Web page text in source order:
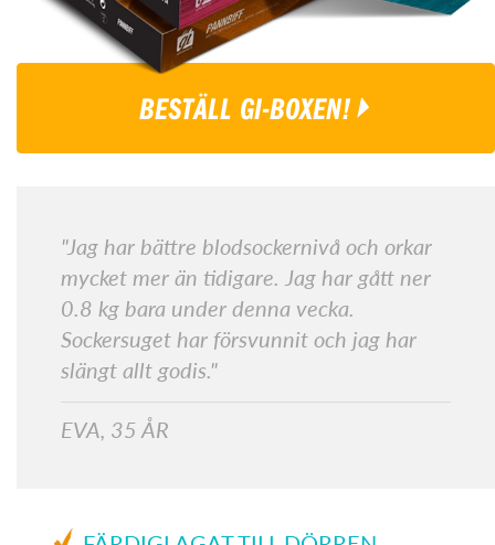
BESTÄLL GI-BOXEN!
"Jag har bättre blodsockernivå och orkar
mycket mer än tidigare. Jag har gått ner
0.8 kg bara under denna vecka.
Sockersuget har försvunnit och jag har
slängt allt godis."
EVA, 35 ÅR